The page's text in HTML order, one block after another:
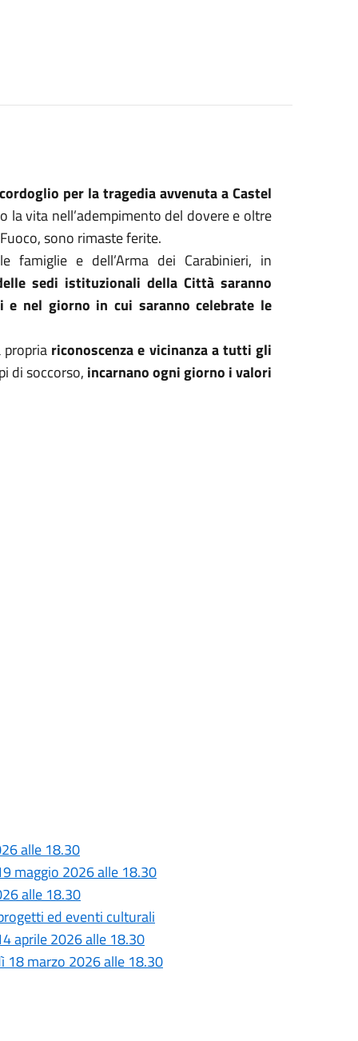
per la tragedia avvenuta a Castel
la vita nell’adempimento del dovere e oltre
sono rimaste ferite.
e dell’Arma dei Carabinieri, in
sedi istituzionali della Città saranno
e nel giorno in cui saranno celebrate le
riconoscenza e vicinanza a tutti gli
di soccorso, incarnano ogni giorno i valori
alle 18.30
maggio 2026 alle 18.30
alle 18.30
ed eventi culturali
aprile 2026 alle 18.30
18 marzo 2026 alle 18.30